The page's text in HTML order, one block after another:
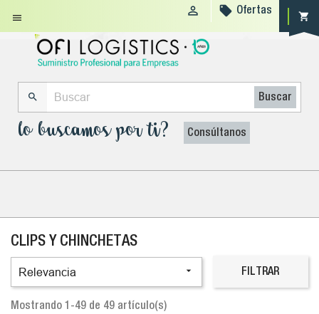
 shopping_cart
  Ofertas
 Buscar
lo buscamos por ti? Consúltanos
CLIPS Y CHINCHETAS
Relevancia  FILTRAR
Mostrando 1-49 de 49 artículo(s)